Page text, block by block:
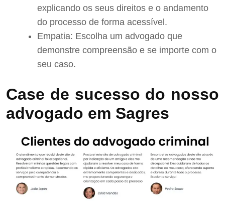
explicando os seus direitos e o andamento
do processo de forma acessível.
Empatia: Escolha um advogado que
demonstre compreensão e se importe com o
seu caso.
Case de sucesso do nosso
advogado em Sagres